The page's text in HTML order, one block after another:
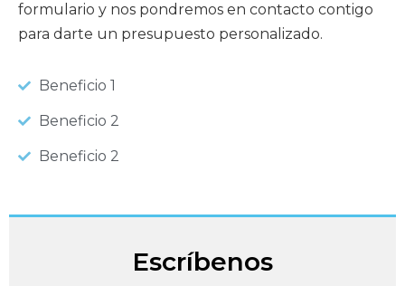
formulario y nos pondremos en contacto contigo
para darte un presupuesto personalizado.
Beneficio 1
Beneficio 2
Beneficio 2
Escríbenos